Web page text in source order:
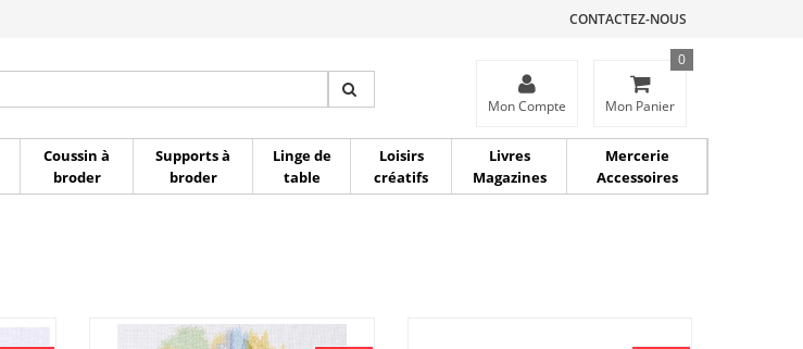
CONTACTEZ-NOUS
Mon Compte Mon Panier
0
Coussin à
broder
Supports à
broder
Linge de
table
Loisirs
créatifs
Livres
Magazines
Mercerie
Accessoires